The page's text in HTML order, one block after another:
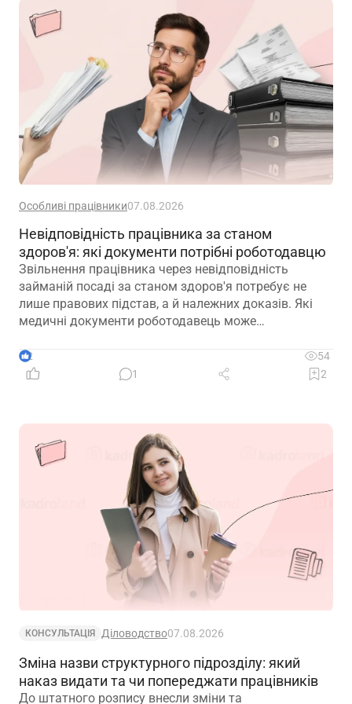
Особливі працівники07.08.2026
Невідповідність працівника за станом
здоров'я: які документи потрібні роботодавцю
Звільнення працівника через невідповідність
займаній посаді за станом здоров'я потребує не
лише правових підстав, а й належних доказів. Які
медичні документи роботодавець може
обставини – розповідаємо далі
2
54
1
2
КОНСУЛЬТАЦІЯ Діловодство07.08.2026
Зміна назви структурного підрозділу: який
наказ видати та чи попереджати працівників
До штатного розпису внесли зміни та